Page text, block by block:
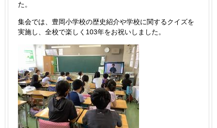
た。
集会では、豊岡小学校の歴史​紹介や学校に関するクイズを
実施し、全校で楽しく103年をお祝いしました。